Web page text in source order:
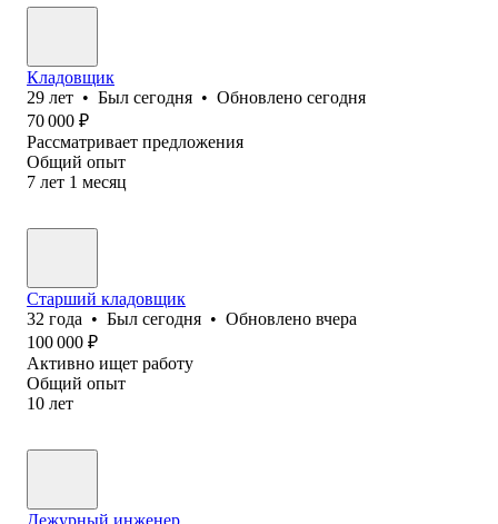
Кладовщик
29 лет • Был сегодня • Обновлено сегодня
70 000 ₽
Рассматривает предложения
Общий опыт
7 лет 1 месяц
Старший кладовщик
32 года • Был сегодня • Обновлено вчера
100 000 ₽
Активно ищет работу
Общий опыт
10 лет
Дежурный инженер